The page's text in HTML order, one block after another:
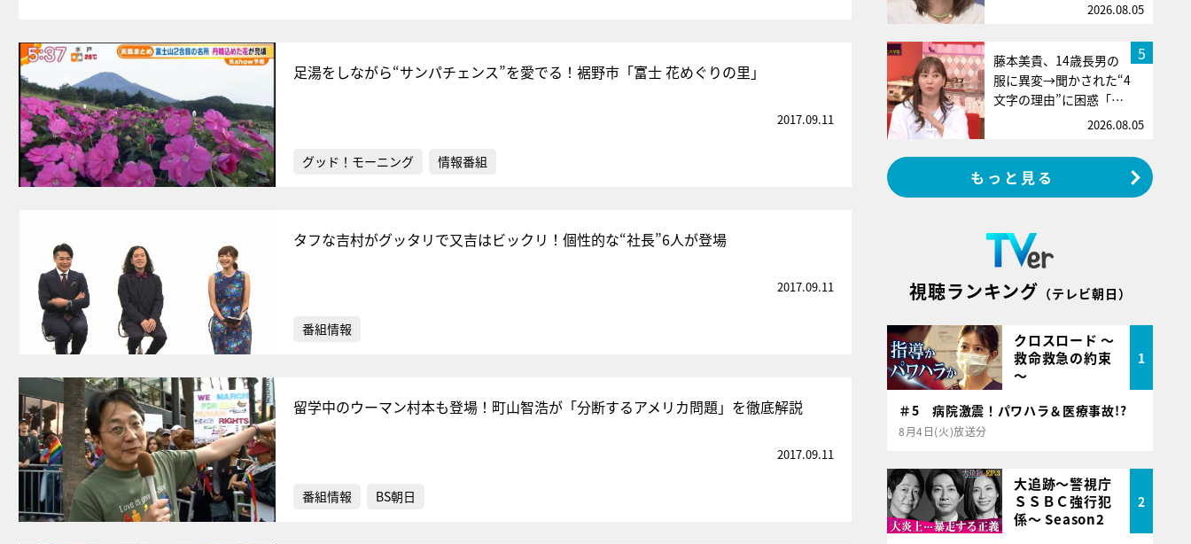
足湯をしながら“サンパチェンス”を愛でる！裾野市「富士 花めぐりの里」
2017.09.11
グッド！モーニング 情報番組
タフな吉村がグッタリで又吉はビックリ！個性的な“社長”6人が登場
2017.09.11
番組情報
留学中のウーマン村本も登場！町山智浩が「分断するアメリカ問題」を徹底解説
2017.09.11
番組情報 BS朝日
2026.08.05
5
藤本美貴、14歳長男の
服に異変→聞かされた“4
文字の理由”に困惑「…
2026.08.05
もっと見る
視聴ランキング （テレビ朝日）
クロスロード ～
救命救急の約束
～
1
＃5 病院激震！パワハラ＆医療事故!?
8月4日(火)放送分
大追跡～警視庁
ＳＳＢＣ強行犯
係～ Season2
2